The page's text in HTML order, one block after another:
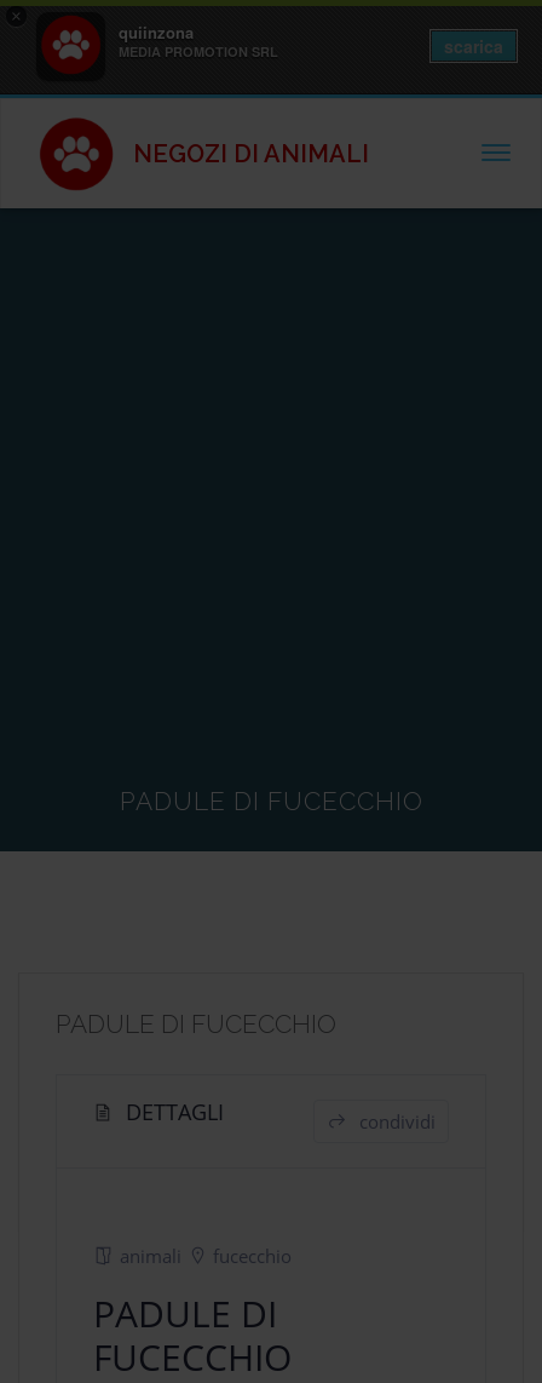
×
quiinzona
MEDIA PROMOTION SRL scarica
NEGOZI DI ANIMALI
PADULE DI FUCECCHIO
PADULE DI FUCECCHIO
DETTAGLI condividi
animali fucecchio
PADULE DI
FUCECCHIO